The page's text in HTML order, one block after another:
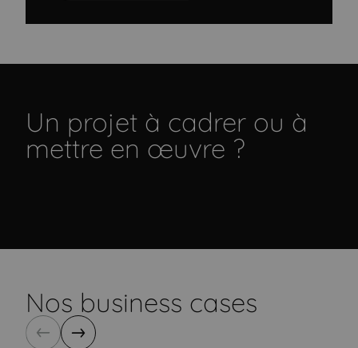
Un projet à cadrer ou à
mettre en œuvre ?
Nos business cases